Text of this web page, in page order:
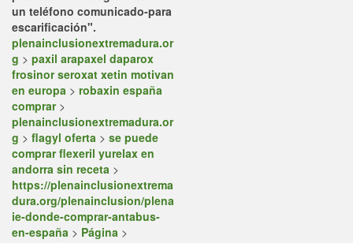
un teléfono comunicado-para
escarificación".
plenainclusionextremadura.or
g > paxil arapaxel daparox
frosinor seroxat xetin motivan
en europa > robaxin españa
comprar>
plenainclusionextremadura.or
g > flagyl oferta > se puede
comprar flexeril yurelax en
andorra sin receta >
https://plenainclusionextrema
dura.org/plenainclusion/plena
ie-donde-comprar-antabus-
en-españa > Página >